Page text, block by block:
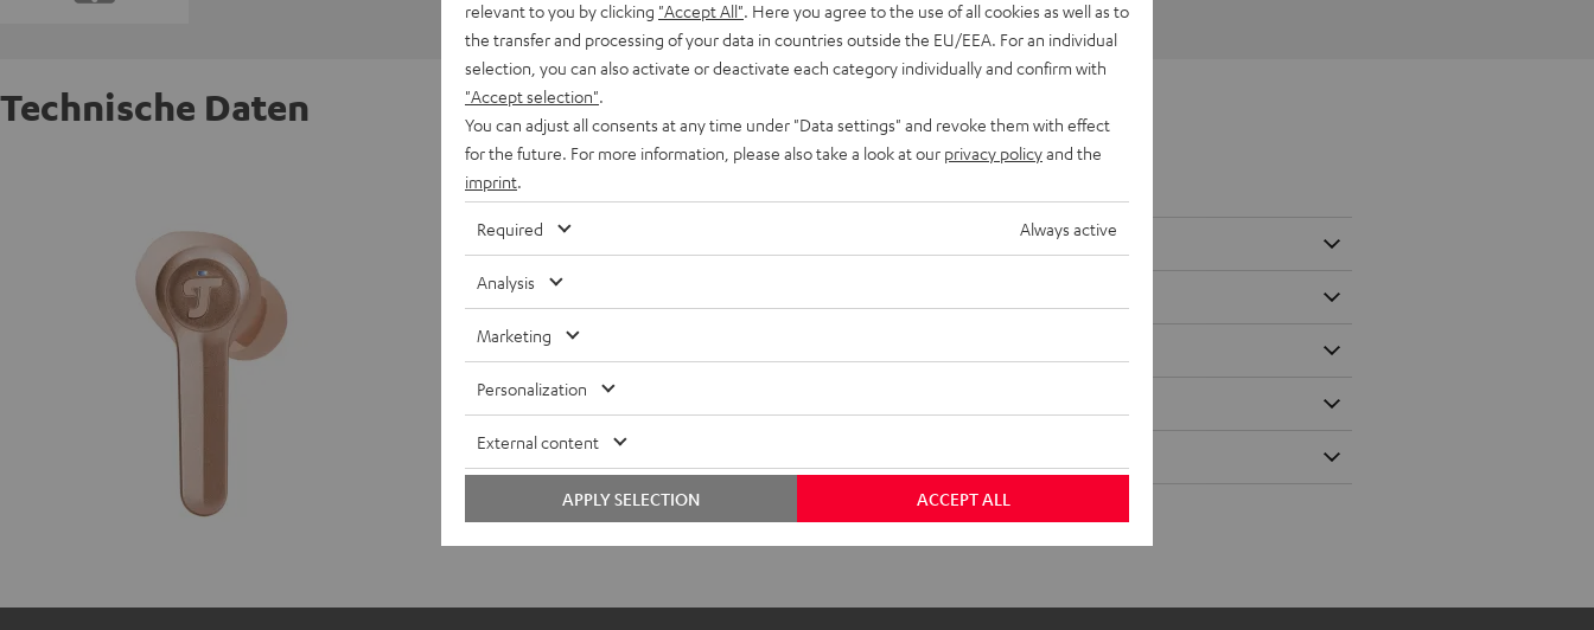
Technische Daten
AIRY TWS Ohrhörer einzeln rechts
Elektronik
relevant to you by clicking "Accept All" . Here you agree to the use of all cookies as well as to
the transfer and processing of your data in countries outside the EU/EEA. For an individual
selection, you can also activate or deactivate each category individually and confirm with
"Accept selection"
You can adjust all consents at any time under "Data settings" and revoke them with effect
for the future. For more information, please also take a look at our privacy policyand the
imprint
Required Always active
Analysis
Marketing
Personalization
External content
ACCEPT ALL
APPLY SELECTION